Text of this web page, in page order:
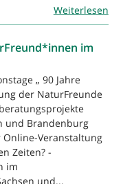
Weiterlesen
im
„ 90 Jahre
der NaturFreunde
und Brandenburg
Veranstaltung
Zeiten? -
im
und...